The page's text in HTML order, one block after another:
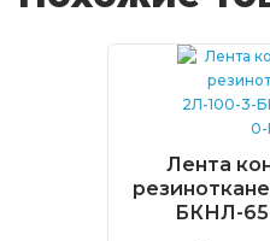
Лента
БКНЛ-